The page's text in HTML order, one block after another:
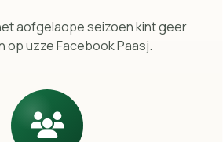
aofgelaope seizoen kint geer
op uzze Facebook Paasj.